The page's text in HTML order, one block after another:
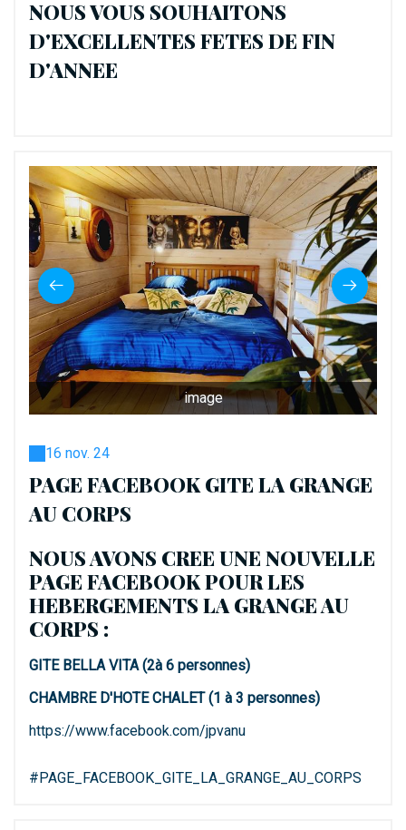
NOUS VOUS SOUHAITONS
D'EXCELLENTES FETES DE FIN
D'ANNEE
image
16 nov. 24
PAGE FACEBOOK GITE LA GRANGE
AU CORPS
NOUS AVONS CREE UNE NOUVELLE
PAGE FACEBOOK POUR LES
HEBERGEMENTS LA GRANGE AU
CORPS :
GITE BELLA VITA (2à 6 personnes)
CHAMBRE D'HOTE CHALET (1 à 3 personnes)
https://www.facebook.com/jpvanu
#PAGE_FACEBOOK_GITE_LA_GRANGE_AU_CORPS